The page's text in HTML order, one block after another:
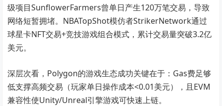
级项目SunflowerFarmers曾单日产生120万笔交易，导致
网络短暂拥堵。NBATopShot模仿者StrikerNetwork通过
球星卡NFT交易+竞技游戏组合模式，累计交易量突破3.2亿
美元。
深层次看，Polygon的游戏生态成功关键在于：Gas费足够
低支撑高频交易（玩家单日操作成本<0.01美元），且EVM
兼容性使Unity/Unreal引擎游戏可快速上链。